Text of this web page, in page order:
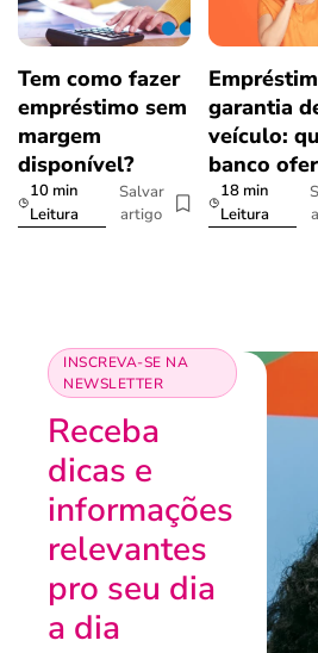
Tem como fazer
empréstimo sem
margem
disponível?
10 min
Leitura
Salvar
artigo
garantia
veículo:
banco
18 min
Leitura
INSCREVA-SE NA
NEWSLETTER
Receba
dicas e
informações
relevantes
pro seu dia
a dia